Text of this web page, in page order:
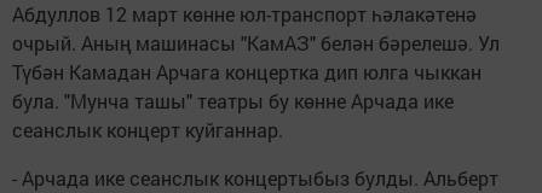
Абдуллов 12 март көнне юл-транспорт һәлакәтенә
очрый. Аның машинасы "КамАЗ" белән бәрелешә. Ул
Түбән Камадан Арчага концертка дип юлга чыккан
була. "Мунча ташы" театры бу көнне Арчада ике
сеанслык концерт куйганнар.
- Арчада ике сеанслык концертыбыз булды. Альберт